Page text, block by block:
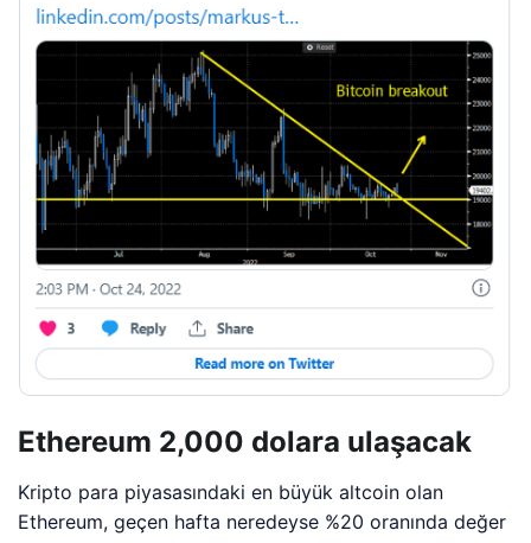
Ethereum 2,000 dolara ulaşacak
Kripto para piyasasındaki en büyük altcoin olan
Ethereum, geçen hafta neredeyse %20 oranında değer